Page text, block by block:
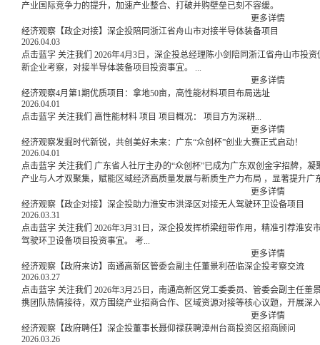
产业国际竞争力的提升，加速产业整合、打破并购壁垒已刻不容缓。
更多详情
经济观察【政企对接】深企投陪同浙江省舟山市对接半导体装备项目
2026.04.03
点击蓝字 关注我们 2026年4月3日，深企投总经理陈小剑陪同浙江省舟山市投资促进中心、普陀区相关部门领导，赴深圳省级专精特
新企业考察，对接半导体装备项目投资事宜。 ...
更多详情
经济观察4月第1期优质项目：拿地50亩，高性能材料项目布局选址
2026.04.01
点击蓝字 关注我们 高性能材料 项目 项目概况： 项目方为深耕...
更多详情
经济观察发掘时代新锐，共创美好未来：广东“众创杯”创业大赛正式启动！
2026.04.01
点击蓝字 关注我们 广东省人社厅主办的“众创杯”已成为广东双创金字招牌，凝聚创业者与投资人，营造浓厚双创氛围 ，有效推动
产业与人才双聚集，赋能区域经济高质量发展与新质生产力布局 ，显著提升
更多详情
经济观察【政企对接】深企投助力淮安市洪泽区对接无人驾驶环卫设备项目
2026.03.31
点击蓝字 关注我们 2026年3月31日，深企投发挥桥梁纽带作用，精准引荐淮安市洪泽区领导对接一家省级专精特新企业，洽谈无人
驾驶环卫设备项目投资事宜。 考...
更多详情
经济观察【政府来访】南通高新区管委会副主任董景利莅临深企投考察交流
2026.03.27
点击蓝字 关注我们 2026年3月25日，南通高新区党工委委员、管委会副主任董景利一行莅临深企投考察交流。深企投董事长聂仰禄
携团队热情接待，双方围绕产业招商合作、区域资源对接等核心议题，开展深
更多详情
经济观察【政府聘任】深企投董事长聂仰禄获聘漳州台商投资区招商顾问
2026.03.26